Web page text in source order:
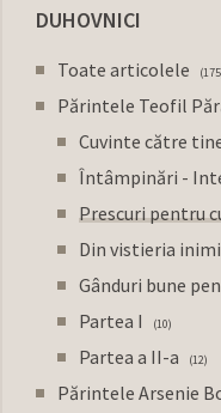
DUHOVNICI
Toate articolele 175
Părintele Teofil
Cuvinte către
Întâmpinări -
Prescuri pentru
Din vistieria
Gânduri bune
Partea I 10
Partea a II-a 12
Părintele Arsenie